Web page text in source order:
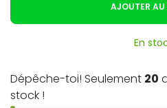
AJOUTER AU
En
Dépêche-toi! Seulement 20
stock !